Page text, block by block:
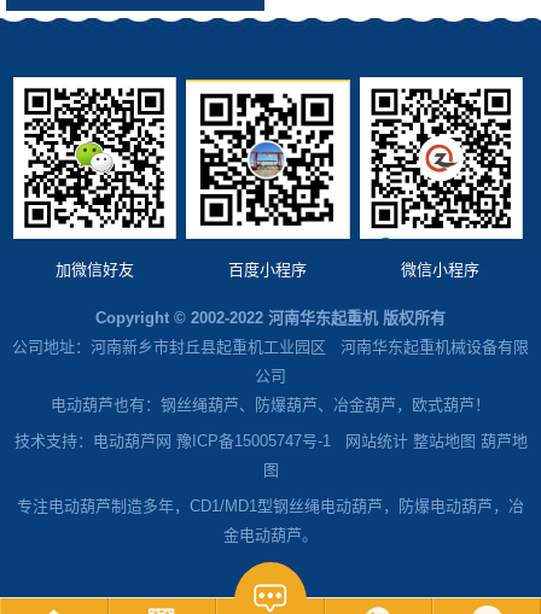
加微信好友 百度小程序 微信小程序
Copyright © 2002-2022 河南华东起重机 版权所有
公司地址：河南新乡市封丘县起重机工业园区 河南华东起重机械设备有限
公司
电动葫芦也有：钢丝绳葫芦、防爆葫芦、冶金葫芦，欧式葫芦！
技术支持：电动葫芦网 豫ICP备15005747号-1
网站统计 整站地图 葫芦地
图
专注电动葫芦制造多年，CD1/MD1型钢丝绳电动葫芦，防爆电动葫芦，冶
金电动葫芦。